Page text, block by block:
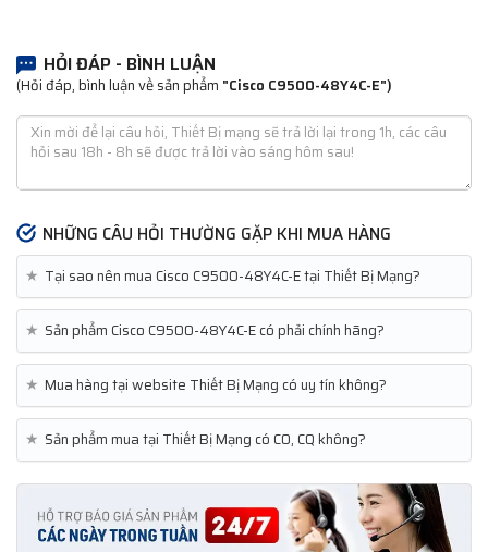
HỎI ĐÁP - BÌNH LUẬN
(Hỏi đáp, bình luận về sản phẩm "Cisco C9500-48Y4C-E")
NHỮNG CÂU HỎI THƯỜNG GẶP KHI MUA HÀNG
★ Tại sao nên mua Cisco C9500-48Y4C-E tại Thiết Bị Mạng?
★ Sản phẩm Cisco C9500-48Y4C-E có phải chính hãng?
★ Mua hàng tại website Thiết Bị Mạng có uy tín không?
★ Sản phẩm mua tại Thiết Bị Mạng có CO, CQ không?